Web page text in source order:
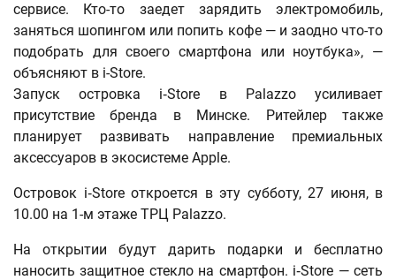
сервисе. Кто-то заедет зарядить электромобиль,
заняться шопингом или попить кофе — и заодно что-то
подобрать для своего смартфона или ноутбука», —
объясняют в i-Store.
Запуск островка i‑Store в Palazzo усиливает
присутствие бренда в Минске. Ритейлер также
планирует развивать направление премиальных
аксессуаров в экосистеме Apple.
Островок i‑Store откроется в эту субботу, 27 июня, в
10.00 на 1-м этаже ТРЦ Palazzo.
На открытии будут дарить подарки и бесплатно
наносить защитное стекло на смартфон. i‑Store — сеть